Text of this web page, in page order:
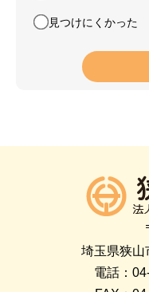
見つけにくかった
埼玉県狭山
電話：